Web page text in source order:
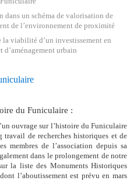
dans un schéma de valorisation de
de l’environnement de proximité
la viabilité d’un investissement en
urbain
du Funiculaire :
ouvrage sur l’histoire du Funiculaire
de recherches historiques et de
membres de l’association depuis sa
dans le prolongement de notre
la liste des Monuments Historiques
l’aboutissement est prévu en mars